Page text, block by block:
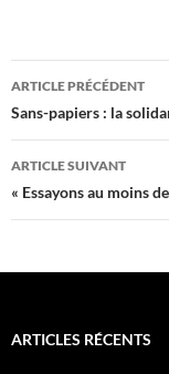
Navigation
des
articles
ARTICLE PRÉCÉDENT
Sans-papiers : la
ARTICLE SUIVANT
« Essayons au moins
ARTICLES RÉCENTS